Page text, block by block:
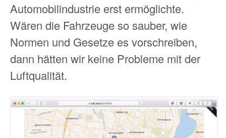
Automobilindustrie erst ermöglichte.
Wären die Fahrzeuge so sauber, wie
Normen und Gesetze es vorschreiben,
dann hätten wir keine Probleme mit der
Luftqualität.